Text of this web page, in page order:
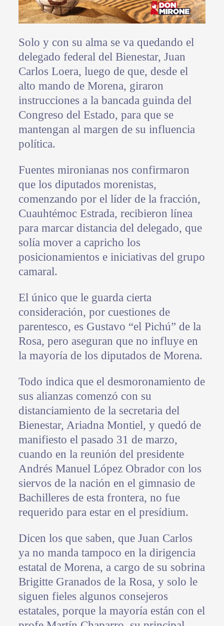
Solo y con su alma se va quedando el
delegado federal del Bienestar, Juan
Carlos Loera, luego de que, desde el
alto mando de Morena, giraron
instrucciones a la bancada guinda del
Congreso del Estado, para que se
mantengan al margen de su influencia
política.
Fuentes mironianas nos confirmaron
que los diputados morenistas,
comenzando por el líder de la fracción,
Cuauhtémoc Estrada, recibieron línea
para marcar distancia del delegado, que
solía mover a capricho los
posicionamientos e iniciativas del grupo
camaral.
El único que le guarda cierta
consideración, por cuestiones de
parentesco, es Gustavo “el Pichú” de la
Rosa, pero aseguran que no influye en
la mayoría de los diputados de Morena.
Todo indica que el desmoronamiento de
sus alianzas comenzó con su
distanciamiento de la secretaria del
Bienestar, Ariadna Montiel, y quedó de
manifiesto el pasado 31 de marzo,
cuando en la reunión del presidente
Andrés Manuel López Obrador con los
siervos de la nación en el gimnasio de
Bachilleres de esta frontera, no fue
requerido para estar en el presídium.
Dicen los que saben, que Juan Carlos
ya no manda tampoco en la dirigencia
estatal de Morena, a cargo de su sobrina
Brigitte Granados de la Rosa, y solo le
siguen fieles algunos consejeros
estatales, porque la mayoría están con el